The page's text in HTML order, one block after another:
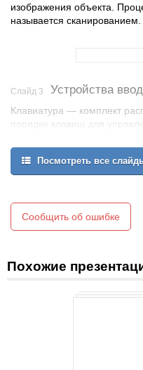
изображения объекта.
называется сканированием.
Слайд 3 Устройства
Клавиатура — комплект
порядке клавиш для
нажимаются пальцами рук.
Посмотреть все
Сообщить об ошибке
Похожие